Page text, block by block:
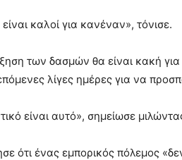
καλοί για κανέναν», τόνισε.
των δασμών θα είναι κακή για
λίγες ημέρες για να
είναι αυτό», σημείωσε
ότι ένας εμπορικός πόλεμος